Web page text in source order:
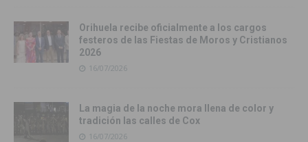
Orihuela recibe oficialmente a los cargos
festeros de las Fiestas de Moros y Cristianos
2026
16/07/2026
La magia de la noche mora llena de color y
tradición las calles de Cox
16/07/2026